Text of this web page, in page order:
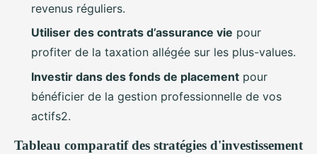
revenus réguliers.
Utiliser des contrats d’assurance vie pour
profiter de la taxation allégée sur les plus-values.
Investir dans des fonds de placement pour
bénéficier de la gestion professionnelle de vos
actifs2.
Tableau comparatif des stratégies d'investissement